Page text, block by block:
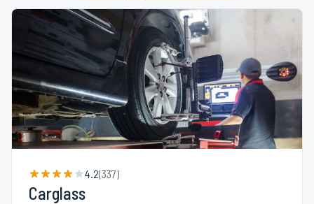
4.2(337)
Carglass